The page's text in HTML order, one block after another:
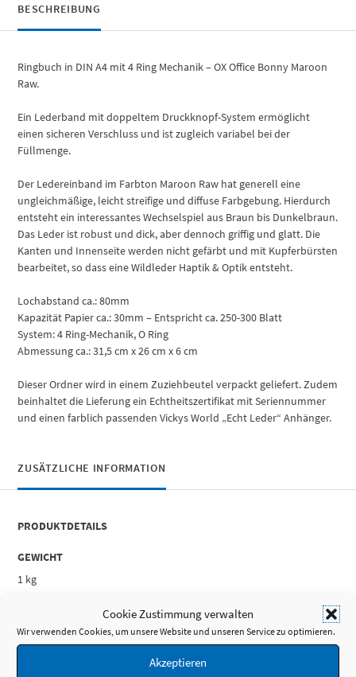
Cookie Zustimmung verwalten
Wir verwenden Cookies, um unsere Website und unseren Service zu optimieren.
Akzeptieren
BESCHREIBUNG
Ringbuch in DIN A4 mit 4 Ring Mechanik – OX Office Bonny Maroon
Raw.
Ein Lederband mit doppeltem Druckknopf-System ermöglicht
einen sicheren Verschluss und ist zugleich variabel bei der
Füllmenge.
Der Ledereinband im Farbton Maroon Raw hat generell eine
ungleichmäßige, leicht streifige und diffuse Farbgebung. Hierdurch
entsteht ein interessantes Wechselspiel aus Braun bis Dunkelbraun.
Das Leder ist robust und dick, aber dennoch griffig und glatt. Die
Kanten und Innenseite werden nicht gefärbt und mit Kupferbürsten
bearbeitet, so dass eine Wildleder Haptik & Optik entsteht.
Lochabstand ca.: 80mm
Kapazität Papier ca.: 30mm – Entspricht ca. 250-300 Blatt
System: 4 Ring-Mechanik, O Ring
Abmessung ca.: 31,5 cm x 26 cm x 6 cm
Dieser Ordner wird in einem Zuziehbeutel verpackt geliefert. Zudem
beinhaltet die Lieferung ein Echtheitszertifikat mit Seriennummer
und einen farblich passenden Vickys World „Echt Leder“ Anhänger.
ZUSÄTZLICHE INFORMATION
PRODUKTDETAILS
GEWICHT
1 kg
MARKE